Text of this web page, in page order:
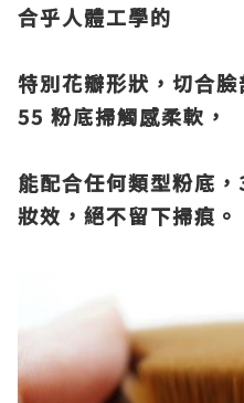
合乎人體工學的
特別花瓣形狀，切合臉
55 粉底掃觸感柔軟，
能配合任何類型粉底，
妝效，絕不留下掃痕。